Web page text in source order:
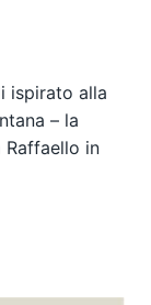
ispirato alla
– la
Raffaello in